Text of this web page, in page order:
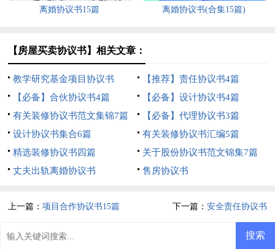
离婚协议书15篇 离婚协议书(合集15篇)
【房屋买卖协议书】相关文章：
教学研究基金项目协议书
【推荐】责任协议书4篇
【必备】合伙协议书4篇
【必备】设计协议书4篇
有关装修协议书范文集锦7篇
【必备】代理协议书3篇
设计协议书集合6篇
有关装修协议书汇编5篇
精选装修协议书四篇
关于股份协议书范文锦集7篇
丈夫出轨离婚协议书
售房协议书
上一篇：项目合作协议书15篇 下一篇： 安全责任协议书